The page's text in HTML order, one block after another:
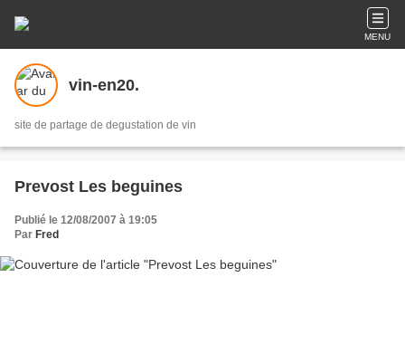
MENU
vin-en20.
site de partage de degustation de vin
Prevost Les beguines
Publié le 12/08/2007 à 19:05
Par Fred